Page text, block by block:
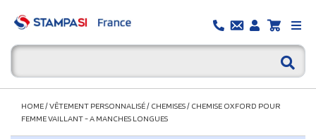
HOME/VÊTEMENT PERSONNALISÉ/ CHEMISES/ CHEMISE OXFORD POUR
FEMME VAILLANT - A MANCHES LONGUES